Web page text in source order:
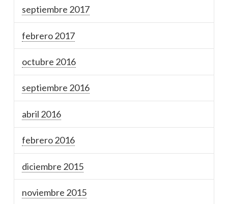
septiembre 2017
febrero 2017
octubre 2016
septiembre 2016
abril 2016
febrero 2016
diciembre 2015
noviembre 2015